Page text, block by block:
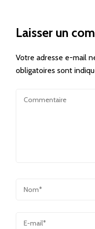
Laisser un
Votre adresse e-mail
obligatoires sont